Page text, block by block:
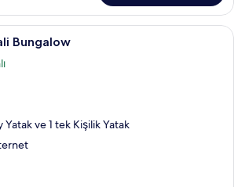
Kismi Deniz Manzarali Bungalow |
Bungalow
ve 1 tek Kişilik Yatak